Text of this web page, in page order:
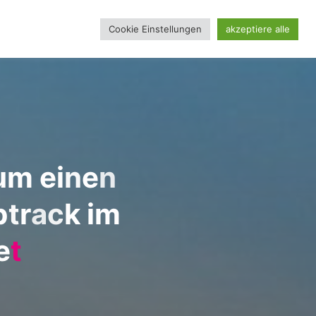
m einen
track im
t
Cookie Einstellungen akzeptiere alle